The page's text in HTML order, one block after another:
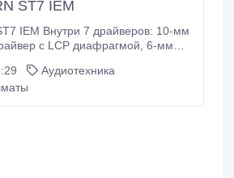
ST7 IEM
10-мм
с LCP диафрагмой, 6-мм
50060 для средних и высоких
Аудиотехника